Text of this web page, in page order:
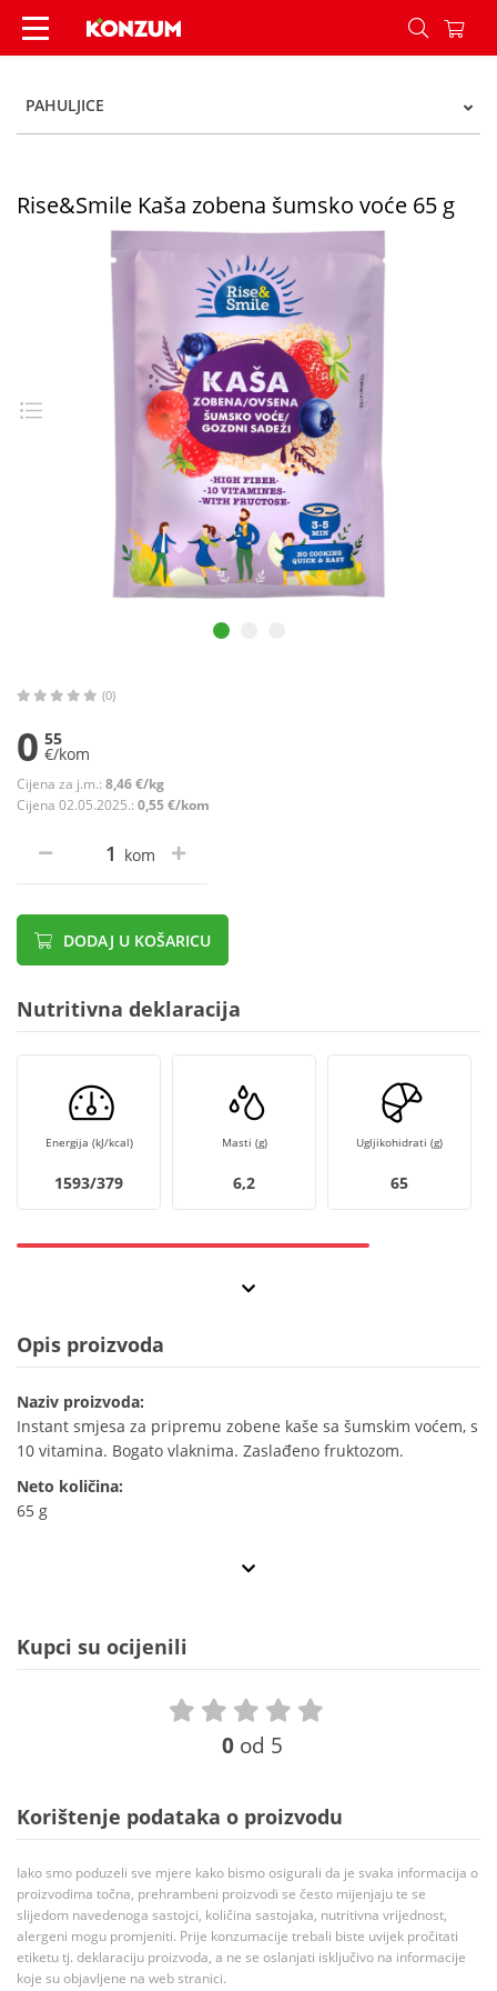
Rise&Smile Kaša zobena šumsko voće 65 g -
PAHULJICE
Rise&Smile Kaša zobena šumsko voće 65 g
(0)
0 55
€/kom
Cijena za j.m.: 8,46 €/kg
Cijena 02.05.2025.: 0,55 €/kom
kom
DODAJ U KOŠARICU
Nutritivna deklaracija
Energija (kJ/kcal)
1593/379
Masti (g)
6,2
Ugljikohidrati (g)
65
Opis proizvoda
Naziv proizvoda:
Instant smjesa za pripremu zobene kaše sa šumskim voćem, s
10 vitamina. Bogato vlaknima. Zaslađeno fruktozom.
Neto količina:
65 g
Kupci su ocijenili
0 od 5
Korištenje podataka o proizvodu
Iako smo poduzeli sve mjere kako bismo osigurali da je svaka informacija o
proizvodima točna, prehrambeni proizvodi se često mijenjaju te se
slijedom navedenoga sastojci, količina sastojaka, nutritivna vrijednost,
alergeni mogu promjeniti. Prije konzumacije trebali biste uvijek pročitati
etiketu tj. deklaraciju proizvoda, a ne se oslanjati isključivo na informacije
koje su objavljene na web stranici.